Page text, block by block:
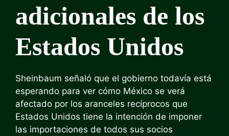
adicionales de los
Estados Unidos
Sheinbaum señaló que el gobierno todavía está
esperando para ver cómo México se verá
afectado por los aranceles recíprocos que
Estados Unidos tiene la intención de imponer
las importaciones de todos sus socios